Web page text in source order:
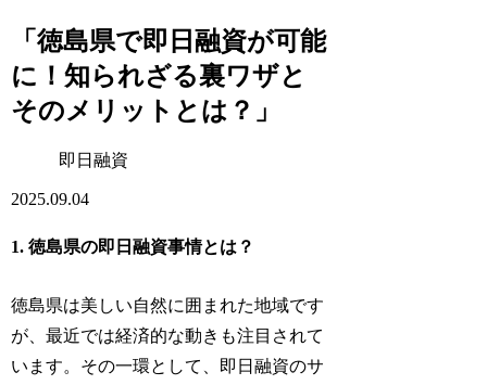
「徳島県で即日融資が可能
に！知られざる裏ワザと
そのメリットとは？」
即日融資
2025.09.04
1. 徳島県の即日融資事情とは？
徳島県は美しい自然に囲まれた地域です
が、最近では経済的な動きも注目されて
います。その一環として、即日融資のサ